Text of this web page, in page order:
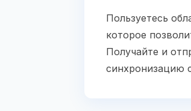
Пользуетесь
которое
Получайте и
синхронизацию